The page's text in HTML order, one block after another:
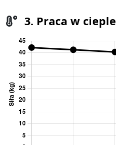
3. Praca w cieple